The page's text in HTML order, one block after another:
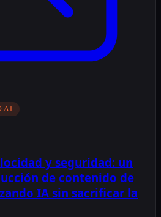
AI
y seguridad: un
de contenido de
IA sin sacrificar la